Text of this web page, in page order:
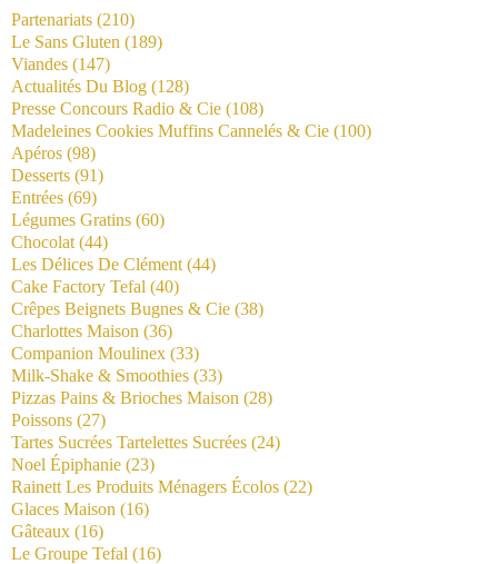
Partenariats (210)
Le Sans Gluten (189)
Viandes (147)
Actualités Du Blog (128)
Presse Concours Radio & Cie (108)
Madeleines Cookies Muffins Cannelés & Cie (100)
Apéros (98)
Desserts (91)
Entrées (69)
Légumes Gratins (60)
Chocolat (44)
Les Délices De Clément (44)
Cake Factory Tefal (40)
Crêpes Beignets Bugnes & Cie (38)
Charlottes Maison (36)
Companion Moulinex (33)
Milk-Shake & Smoothies (33)
Pizzas Pains & Brioches Maison (28)
Poissons (27)
Tartes Sucrées Tartelettes Sucrées (24)
Noel Épiphanie (23)
Rainett Les Produits Ménagers Écolos (22)
Glaces Maison (16)
Gâteaux (16)
Le Groupe Tefal (16)